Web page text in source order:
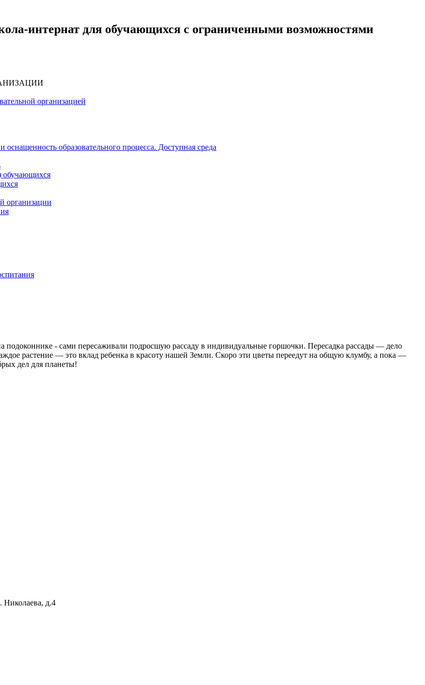
интернат для обучающихся с ограниченными возможностями
организацией
оснащенность образовательного процесса. Доступная среда
обучающихся
организации
- сами пересаживали подросшую рассаду в индивидуальные горшочки. Пересадка рассады — дело
растение — это вклад ребенка в красоту нашей Земли. Скоро эти цветы переедут на общую клумбу, а пока —
дел для планеты!
Николаева, д.4